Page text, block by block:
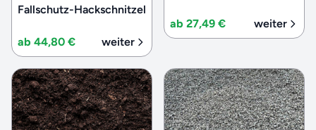
Fallschutz-Hackschnitzel
ab 44,80 € weiter
ab 27,49 € weiter